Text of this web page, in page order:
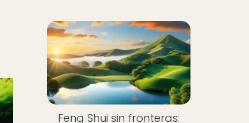
Feng Shui sin fronteras: